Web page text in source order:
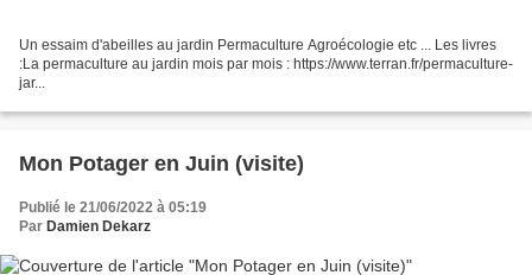
Un essaim d'abeilles au jardin Permaculture Agroécologie etc ... Les livres
:La permaculture au jardin mois par mois : https://www.terran.fr/permaculture-
jar...
Mon Potager en Juin (visite)
Publié le 21/06/2022 à 05:19
Par Damien Dekarz